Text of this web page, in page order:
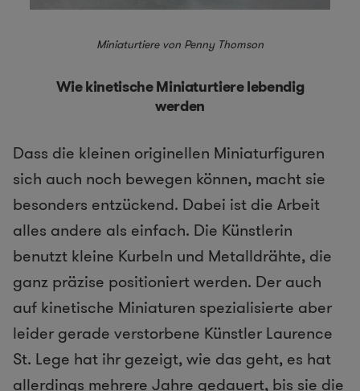
Miniaturtiere von Penny Thomson
Wie kinetische Miniaturtiere lebendig
werden
Dass die kleinen originellen Miniaturfiguren
sich auch noch bewegen können, macht sie
besonders entzückend. Dabei ist die Arbeit
alles andere als einfach. Die Künstlerin
benutzt kleine Kurbeln und Metalldrähte, die
ganz präzise positioniert werden. Der auch
auf kinetische Miniaturen spezialisierte aber
leider gerade verstorbene Künstler Laurence
St. Lege hat ihr gezeigt, wie das geht, es hat
allerdings mehrere Jahre gedauert, bis sie die